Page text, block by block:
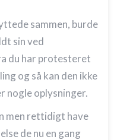
sammen, burde
sin ved
du har protesteret
og så kan den ikke
nogle oplysninger.
men rettidigt have
de nu en gang